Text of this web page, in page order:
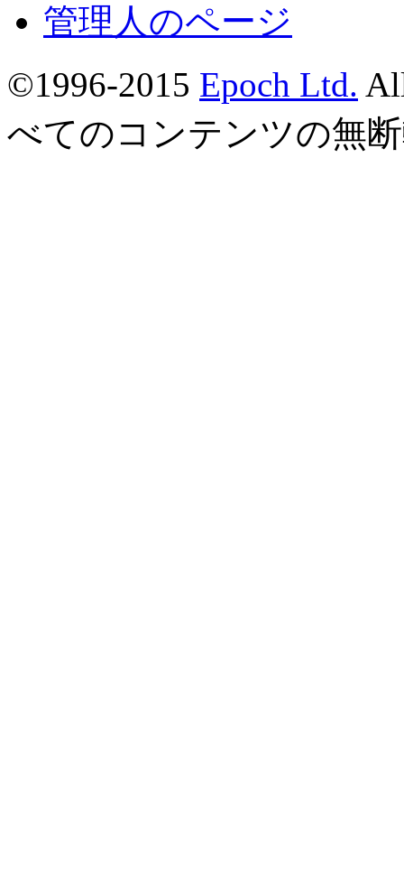
管理人のページ
©1996-2015 Epoch Ltd.
べてのコンテンツの無